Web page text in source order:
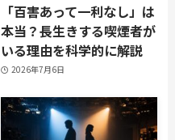
「百害あって一利なし」は
本当？長生きする喫煙者が
いる理由を科学的に解説
2026年7月6日